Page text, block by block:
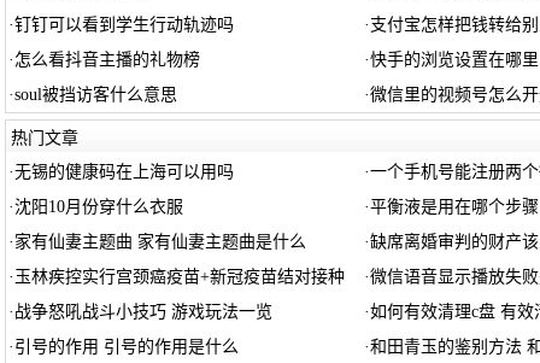
·钉钉可以看到学生行动轨迹吗 · 支付宝怎样把钱转给
· 怎么看抖音主播的礼物榜 ·快手的浏览设置在哪里
·soul被挡访客什么意思 ·微信里的视频号怎么
热门文章
·无锡的健康码在上海可以用吗 ·一个手机号能注册两
·沈阳10月份穿什么衣服 ·平衡液是用在哪个步
· 家有仙妻主题曲 家有仙妻主题曲是什么 ·缺席离婚审判的财产
· 玉林疾控实行宫颈癌疫苗+新冠疫苗结对接种 ·微信语音显示播放失
· 战争怒吼战斗小技巧 游戏玩法一览 ·如何有效清理c盘 有效
· 引号的作用 引号的作用是什么 ·和田青玉的鉴别方法